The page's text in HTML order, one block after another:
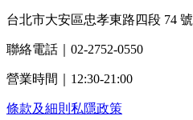
台北市大安區忠孝東路四段 74 號
聯絡電話｜02-2752-0550
營業時間｜12:30-21:00
條款及細則 私隱政策